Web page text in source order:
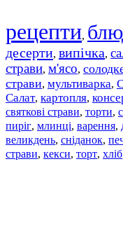
рецепти,
десерти, випічка,
страви, м'ясо,
страви, мультиварка,
Салат, картопля,
святкові страви, торти,
пиріг, млинці, варення,
великдень, сніданок,
страви, кекси, торт, хліб